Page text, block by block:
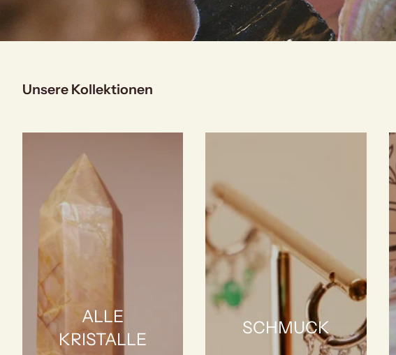
Unsere Kollektionen
ALLE
KRISTALLE
SCHMUCK